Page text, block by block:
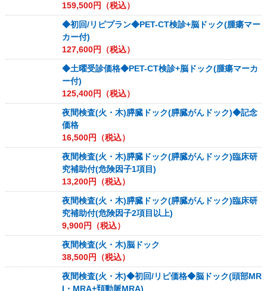
159,500円（税込）
◆初回/リピプラン◆PET-CT検診+脳ドック(腫瘍マー
カー付)
127,600円（税込）
◆土曜受診価格◆PET-CT検診+脳ドック(腫瘍マーカ
ー付)
125,400円（税込）
夜間検査(火・木)膵臓ドック(膵臓がんドック)◆記念
価格
16,500円（税込）
夜間検査(火・木)膵臓ドック(膵臓がんドック)臨床研
究補助付(危険因子1項目)
13,200円（税込）
夜間検査(火・木)膵臓ドック(膵臓がんドック)臨床研
究補助付(危険因子2項目以上)
9,900円（税込）
夜間検査(火・木)脳ドック
38,500円（税込）
夜間検査(火・木)◆初回/リピ価格◆脳ドック(頭部MR
I・MRA+頚動脈MRA)